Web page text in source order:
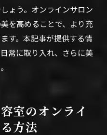
ょう。オンラインサロン
を高めることで、より充
す。本記事が提供する情
常に取り入れ、さらに美
室のオンライ
方法